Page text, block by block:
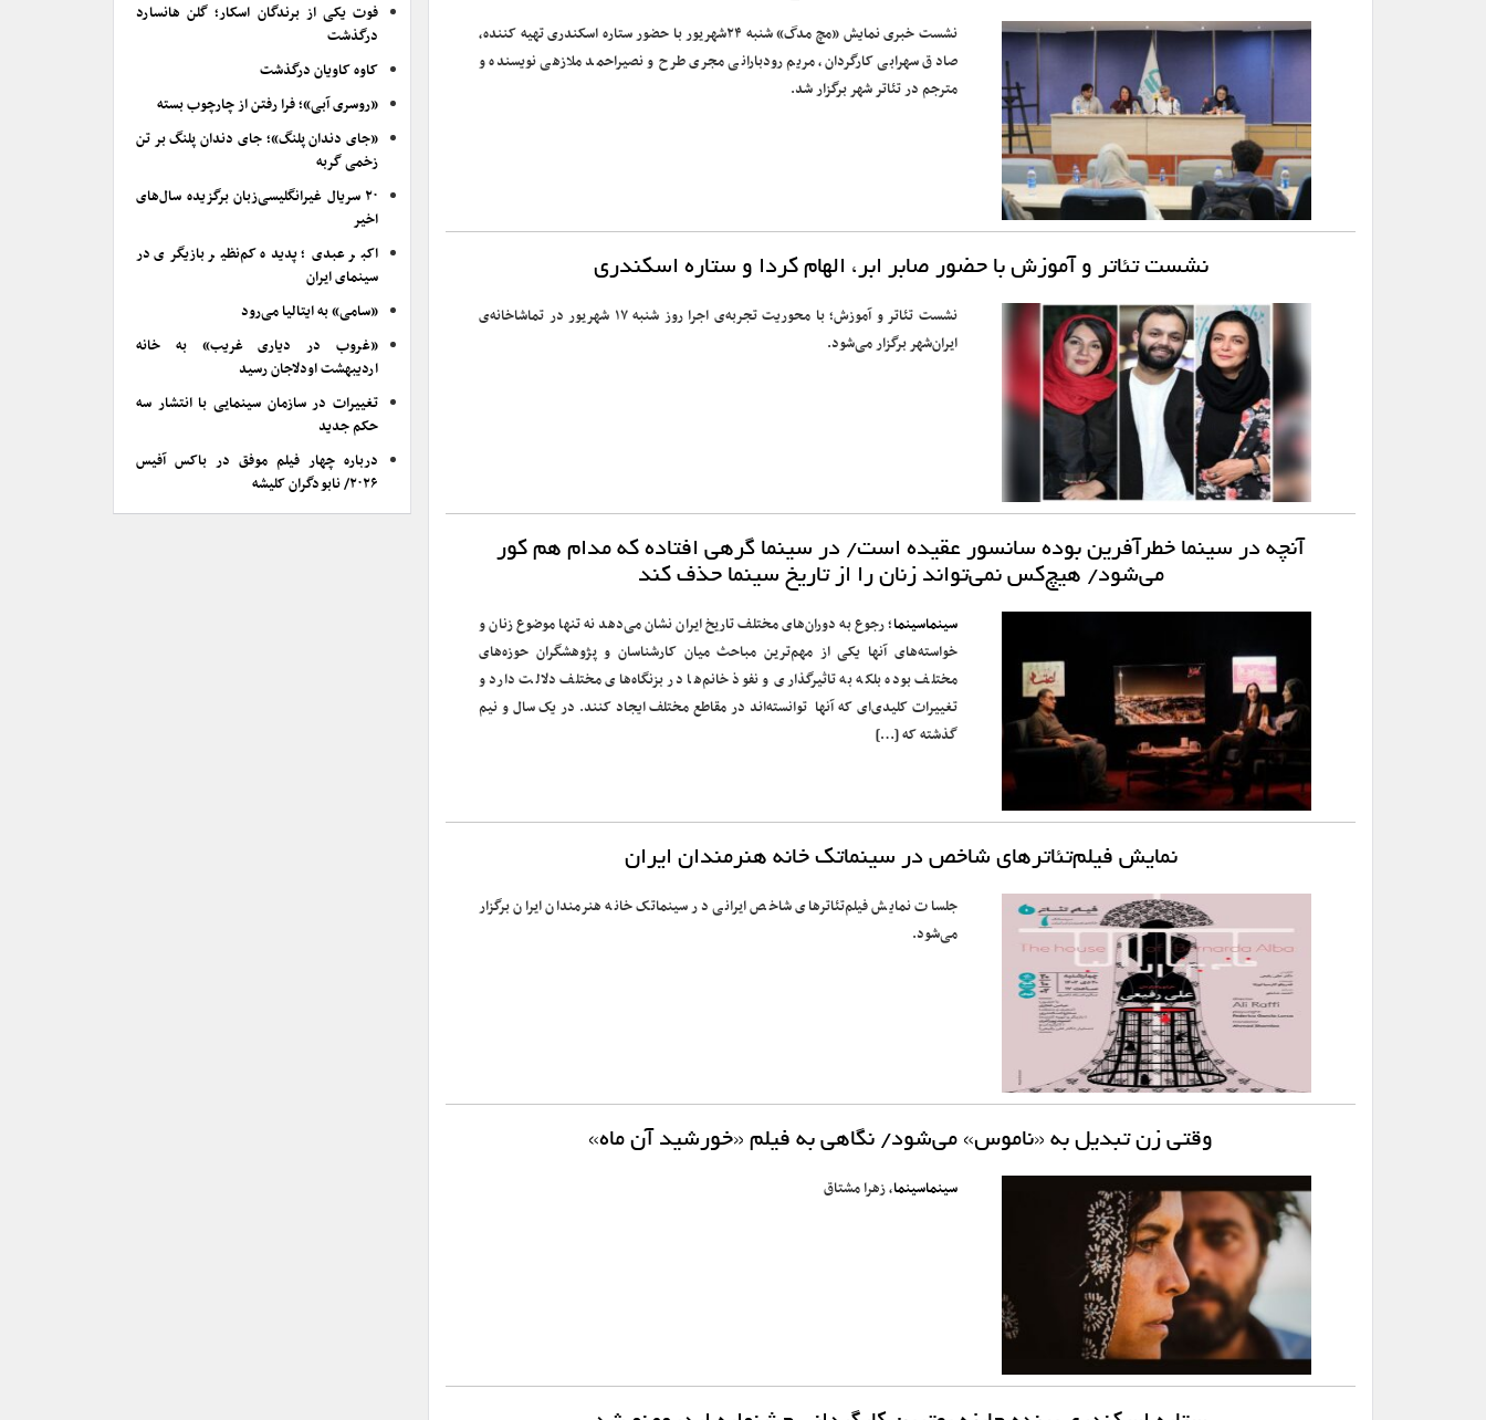
نشست خبری نمایش «مچ مدگ» شنبه ۲۴شهریور با حضور ستاره اسکندری تهیه کننده،
صادق سهرابی کارگردان، مریم رودبارانی مجری طرح و نصیراحمد ملازهی نویسنده و
مترجم در تئاتر شهر برگزار شد.
نشست تئاتر و آموزش با حضور صابر ابر، الهام کردا و ستاره اسکندری
نشست تئاتر و آموزش؛ با محوریت تجربه‌ی اجرا روز شنبه ۱۷ شهریور در تماشاخانه‌ی
ایران‌شهر برگزار می‌شود.
آنچه در سینما خطرآفرین بوده سانسور عقیده است/ در سینما گرهی افتاده که مدام هم کور
می‌شود/ هیچ‌کس نمی‌تواند زنان را از تاریخ سینما حذف کند
سینماسینما؛ رجوع به دوران‌های مختلف تاریخ ایران نشان می‌دهد نه تنها موضوع زنان و
خواسته‌های آنها یکی از مهم‌ترین مباحث میان کارشناسان و پژوهشگران حوزه‌های
مختلف بوده بلکه به تاثیرگذاری و نفوذ خانم‌ها در بزنگاه‌های مختلف دلالت دارد و
تغییرات کلیدی‌ای که آنها توانسته‌اند در مقاطع مختلف ایجاد کنند. در یک سال و نیم
گذشته که […]
نمایش فیلم‌تئاترهای شاخص در سینماتک خانه هنرمندان ایران
جلسات نمایش فیلم‌تئاترهای شاخص ایرانی در سینماتک خانه هنرمندان ایران برگزار
می‌شود.
وقتی زن تبدیل به «ناموس» می‌شود/ نگاهی به فیلم «خورشید آن ماه»
سینماسینما، زهرا مشتاق
فوت یکی از برندگان اسکار؛ گلن هانسارد
درگذشت
کاوه کاویان درگذشت
«روسری آبی»؛ فرا رفتن از چارچوب بسته
«جای دندان پلنگ»؛ جای دندان پلنگ بر تن
زخمی گربه
۲۰ سریال غیرانگلیسی‌زبان برگزیده سال‌های
اخیر
اکبر عبدی؛ پدیده کم‌نظیر بازیگری در
سینمای ایران
«سامی» به ایتالیا می‌رود
«غروب در دیاری غریب» به خانه
اردیبهشت اودلاجان رسید
تغییرات در سازمان سینمایی با انتشار سه
حکم جدید
درباره چهار فیلم موفق در باکس آفیس
۲۰۲۶/ نابودگران کلیشه